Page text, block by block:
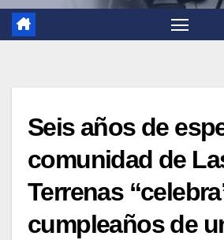
Seis años de
comunidad de
Terrenas
cumpleaños de